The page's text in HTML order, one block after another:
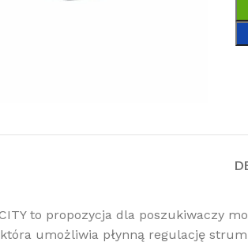
to propozycja dla poszukiwaczy
umożliwia płynną regulację